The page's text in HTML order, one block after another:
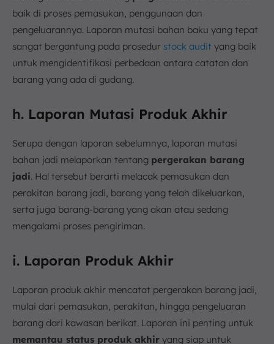
baik di proses pemasukan, penggunaan dan
pengeluarannya. Laporan mutasi bahan baku yang tepat
sangat bergantung pada prosedur stock audit yang baik
untuk mengidentifikasi perbedaan antara catatan dan
barang yang ada di gudang.
h. Laporan Mutasi Produk Akhir
Serupa dengan laporan sebelumnya, laporan mutasi
bahan jadi melaporkan tentang pergerakan barang
jadi. Hal tersebut berarti melacak pemasukan dan
perakitan barang jadi, barang yang telah dikeluarkan,
serta juga barang-barang yang akan atau sedang
mengalami proses pengiriman.
i. Laporan Produk Akhir
Laporan produk akhir mencatat pergerakan barang jadi,
mulai dari pemasukan, perakitan, hingga pengeluaran
barang dari kawasan berikat. Laporan ini penting untuk
memantau status produk akhir yang siap untuk